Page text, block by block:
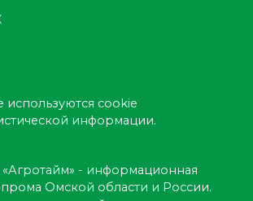
используются cookie
информации.
- информационная
Омской области и России.